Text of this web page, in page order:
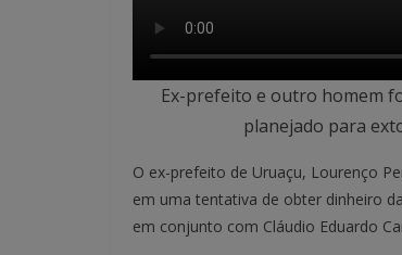
Ex-prefeito e outro homem
planejado para
O ex-prefeito de Uruaçu, Lourenço
em uma tentativa de obter dinheiro
em conjunto com Cláudio Eduardo